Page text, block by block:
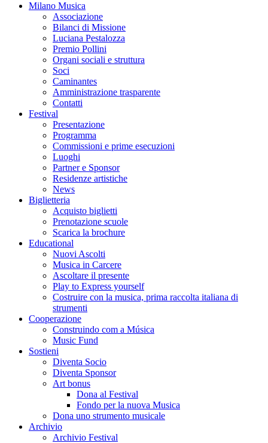
Milano Musica
Associazione
Bilanci di Missione
Luciana Pestalozza
Premio Pollini
Organi sociali e struttura
Soci
Caminantes
Amministrazione trasparente
Contatti
Festival
Presentazione
Programma
Commissioni e prime esecuzioni
Luoghi
Partner e Sponsor
Residenze artistiche
News
Biglietteria
Acquisto biglietti
Prenotazione scuole
Scarica la brochure
Educational
Nuovi Ascolti
Musica in Carcere
Ascoltare il presente
Play to Express yourself
Costruire con la musica, prima raccolta italiana di
strumenti
Cooperazione
Construindo com a Música
Music Fund
Sostieni
Diventa Socio
Diventa Sponsor
Art bonus
Dona al Festival
Fondo per la nuova Musica
Dona uno strumento musicale
Archivio
Archivio Festival